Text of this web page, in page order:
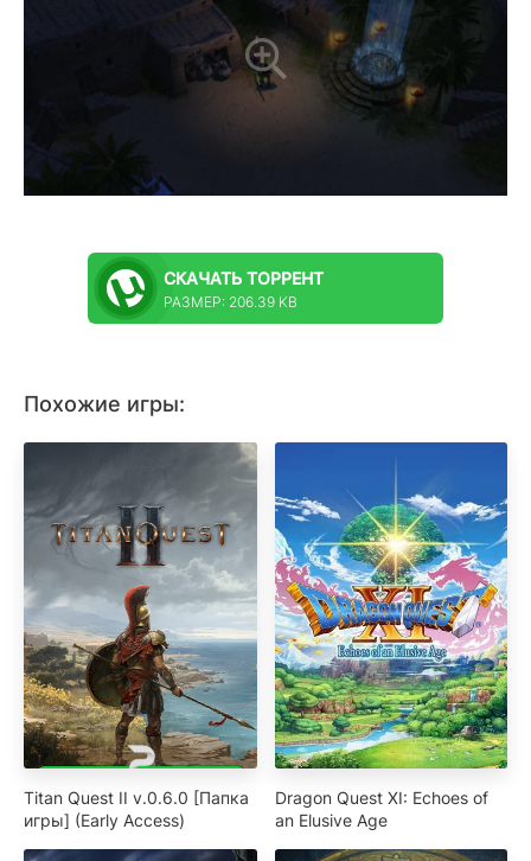
СКАЧАТЬ ТОРРЕНТ
РАЗМЕР: 206.39 KB
Похожие игры:
Titan Quest II v.0.6.0 [Папка
игры] (Early Access)
Dragon Quest XI: Echoes of
an Elusive Age